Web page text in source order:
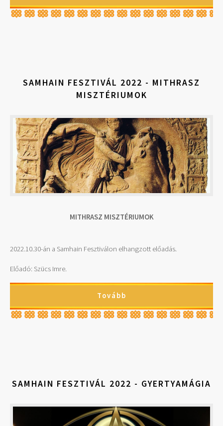
SAMHAIN FESZTIVÁL 2022 - MITHRASZ
MISZTÉRIUMOK
MITHRASZ MISZTÉRIUMOK
2022.10.30-án a Samhain Fesztiválon elhangzott előadás.
Előadó: Szücs Imre.
Tovább
SAMHAIN FESZTIVÁL 2022 - GYERTYAMÁGIA